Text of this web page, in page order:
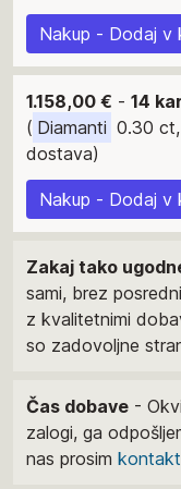
Nakup - Dodaj v
1.158,00 € - 14
( Diamanti 0.30
dostava)
Nakup - Dodaj v
Zakaj tako
sami, brez
z kvalitetnimi
so zadovoljne
Čas dobave -
zalogi, ga
nas prosim